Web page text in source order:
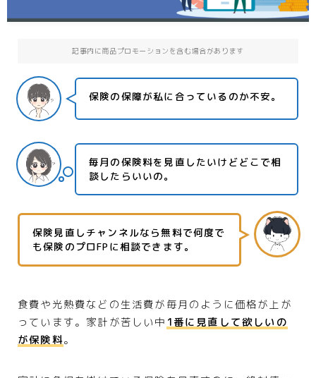
記事内に商品プロモーションを含む場合があります
保険の保障が私に合っているのか不安。
毎月の保険料を見直したいけどどこで相
談したらいいの。
保険見直しチャンネルなら無料で何度で
も保険のプロFPに相談できます。
食費や光熱費などの生活費が毎月のように価格が上が
っています。家計が苦しい中 1番に見直して欲しいの
が保険料。